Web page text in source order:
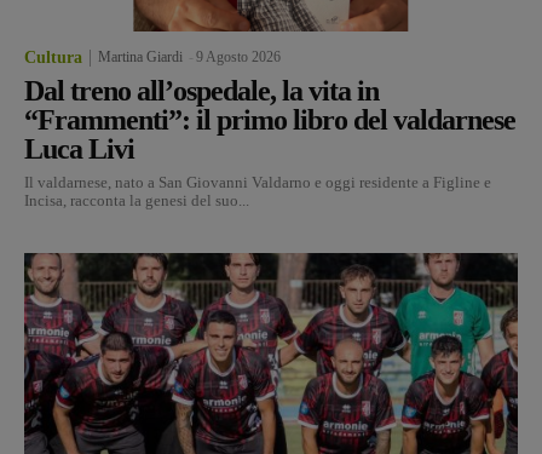
Cultura Martina Giardi 9 Agosto 2026
Dal treno all’ospedale, la vita in
“Frammenti”: il primo libro del valdarnese
Luca Livi
Il valdarnese, nato a San Giovanni Valdarno e oggi residente a Figline e
Incisa, racconta la genesi del suo...